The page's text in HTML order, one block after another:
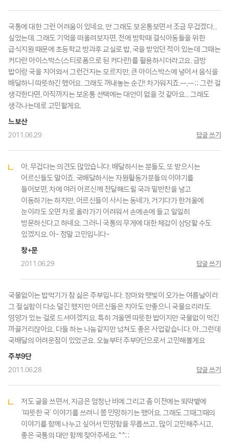
국통에 대한 그런 어려움이 있네요. 안 그래도 보온통보면서 조금 무겁겠다…
싶었는데. 그래도 기억을 떠올려보자면, 전에 방학때 결식아동들을 위한
급식지원 때문에 초등학교 방과후 교실로 밥, 국을 받았던 적이 있는데 그때는
커다란 아이스박스(스티로폼으로 된 커다란)를 활용하시더라고요. 금방
밥이랑 국을 지어와서 그런건지는 모르지만, 큰 아이스박스에 넣어서 음식을
배달하니 따뜻하긴 했어요. 그래도 꺼내놓는 순간! 차가워지죠.ㅡ,ㅡ;; 그런 걸
생각한다면, 아직까지는 보온통 선택에는 대안이 없을 것 같아요… 그래도
생각나는데로 고민할게요.
느보산
2011.06.29 답글 쓰기
아, 무겁다는 의견도 많았습니다. 배달하시는 분들도, 또 받으시는
어르신들도 말이죠. 국배달하시는 자원활동가분들의 이야기를
들어보면, 차에 여러 어르신께 전달해드릴 국과 밑반찬을 넣고
이동하기는 하지만, 어르신들이 사시는 동네가, 거기다가 한겨울에
눈이라도 오면 차로 올라가기 어려워서 손에손에 들고 일일히
방문하신다고 하네요. 그러니 국통의 무게에 대한 체감이 상당할 수도
있겠지요. 아~ 정말 고민입니다~
창+문
2011.06.29 답글 쓰기
국물없이는 밥먹기가 참 싫은 주부입니다. 장마와 햇빛이 오가는 여름날이라
그 절실함이 다소 덜긴 했지만 어르신들은 치아도 안좋으니 국물요리라도
영양가 있는 걸로 드셔야겠지요. 특히 겨울엔 따뜻한 밥이지만 국물없이 먹긴
까끌거리잖아요. 다들 하는 나눔같지만 넘쳐도 좋은 사업같습니다. 아..그런데
국배달의 어려운점이 있었군요. 오늘부터 주부9단으로서 고민해볼게요
주부9단
2011.06.28 답글 쓰기
저도 글을 쓰면서, 지금은 엄청난 비에 그리고 좀 이전에는 뙤약볕에
‘따뜻한 국’ 이야기를 쓰려니 쫌 민망하기는 했어요. 그래도 그때그때의
이야기를 함께 나누고 싶어서 민망함을 무릅쓰고.. 많이 고민해주시고,
좋은 국통의 대안 함께 찾아주세요. ^^;;